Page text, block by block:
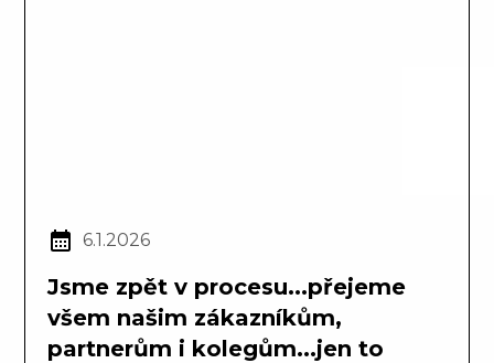
6.1.2026
Jsme zpět v procesu...přejeme
všem našim zákazníkům,
partnerům i kolegům...jen to